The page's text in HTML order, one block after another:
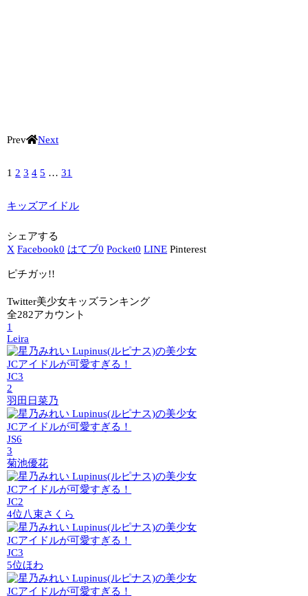
Prev Next
1 2 3 4 5 … 31
キッズアイドル
シェアする
X Facebook0 はてブ0 Pocket0 LINE Pinterest
ピチガッ!!
Twitter美少女キッズランキング
全282アカウント
1
Leira
JC3
2
羽田日菜乃
JS6
3
菊池優花
JC2
4位八束さくら
JC3
5位ほわ